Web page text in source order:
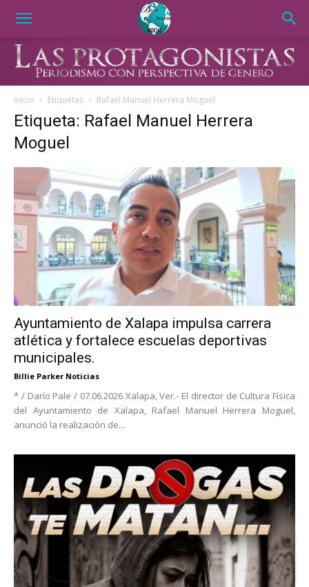
Inicio Etiquetas Rafael Manuel Herrera Moguel
Etiqueta: Rafael Manuel Herrera
Moguel
Ayuntamiento de Xalapa impulsa carrera
atlética y fortalece escuelas deportivas
municipales.
Billie Parker Noticias
* / Darío Pale / 07.06.2026 Xalapa, Ver.- El director de Cultura Física
del Ayuntamiento de Xalapa, Rafael Manuel Herrera Moguel,
anunció la realización de...